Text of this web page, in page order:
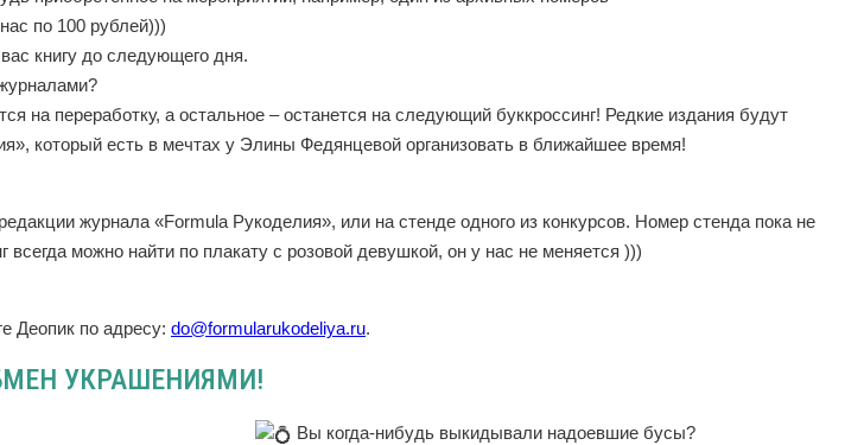
по 100 рублей)))
книгу до следующего дня.
на переработку, а остальное – останется на следующий буккроссинг! Редкие издания будут
который есть в мечтах у Элины Федянцевой организовать в ближайшее время!
журнала «Formula Рукоделия», или на стенде одного из конкурсов. Номер стенда пока не
всегда можно найти по плакату с розовой девушкой, он у нас не меняется )))
Деопик по адресу: do@formularukodeliya.ru.
УКРАШЕНИЯМИ!
Вы когда-нибудь выкидывали надоевшие бусы?